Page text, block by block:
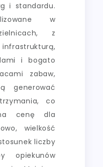
i standardu.
w
z
i bogato
zabaw,
generować
co
cenę dla
wielkość
liczby
opiekunów